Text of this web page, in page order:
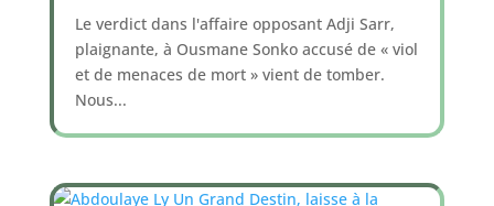
Le verdict dans l'affaire opposant Adji Sarr,
plaignante, à Ousmane Sonko accusé de « viol
et de menaces de mort » vient de tomber.
Nous...